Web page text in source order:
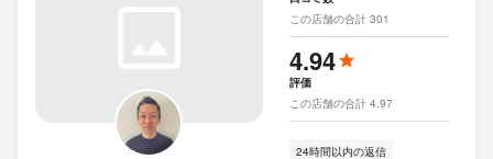
この店舗の合計 301
4.94
評価
この店舗の合計 4.97
24時間以内の返信